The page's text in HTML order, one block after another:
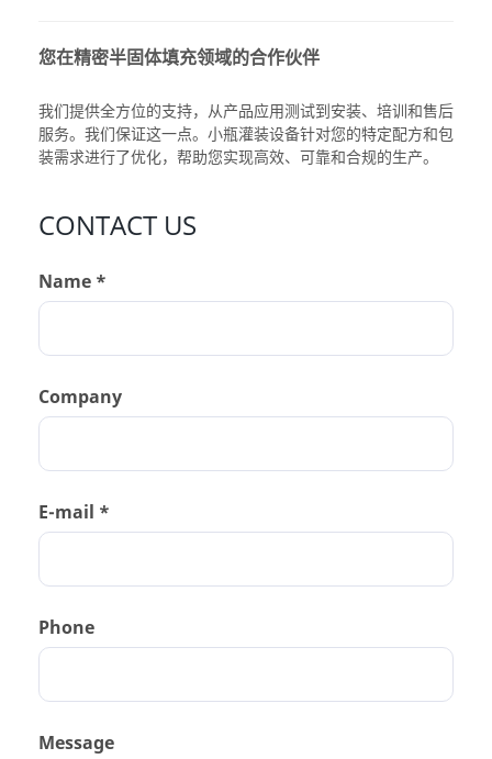
您在精密半固体填充领域的合作伙伴
我们提供全方位的支持，从产品应用测试到安装、培训和售后
服务。我们保证这一点。 小瓶灌装设备针对您的特定配方和包
装需求进行了优化，帮助您实现高效、可靠和合规的生产。
CONTACT US
Name *
Company
E-mail *
Phone
Message